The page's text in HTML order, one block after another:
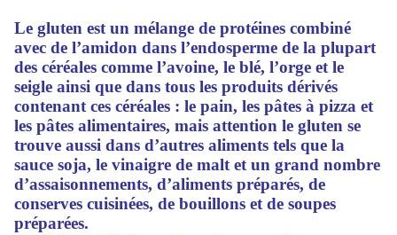
Le gluten est un mélange de protéines combiné
avec de l’amidon dans l’endosperme de la plupart
des céréales comme l’avoine, le blé, l’orge et le
seigle ainsi que dans tous les produits dérivés
contenant ces céréales : le pain, les pâtes à pizza et
les pâtes alimentaires, mais attention le gluten se
trouve aussi dans d’autres aliments tels que la
sauce soja, le vinaigre de malt et un grand nombre
d’assaisonnements, d’aliments préparés, de
conserves cuisinées, de bouillons et de soupes
préparées.